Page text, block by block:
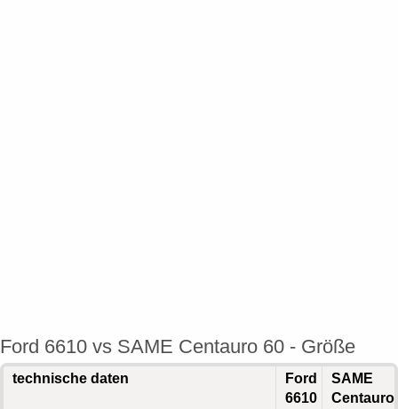
Ford 6610 vs SAME Centauro 60 - Größe
technische daten
Ford
6610
SAME
Centauro